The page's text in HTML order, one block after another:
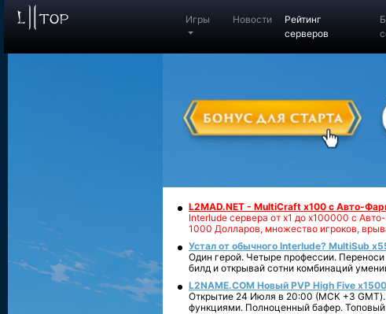
Игры Новости
Рейтинг
серверов
L2MAD.NET - MultiCraft x100 с Авто-
Interlude сервера от х1 до х100000 с
1000 Долларов, множество игроков,
Устал от обычного Interlude? MultiSub
Один герой. Четыре профессии.
билд и открывай сотни комбинаций
L2NAME.COM Новый PVP High Five
Открытие 24 Июля в 20:00 (МСК +3
функциями. Полноценный бафер.